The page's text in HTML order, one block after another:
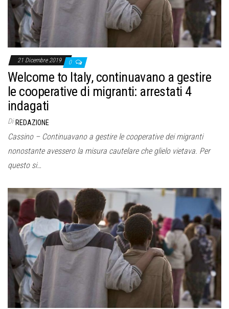
21 Dicembre 2019 0
Welcome to Italy, continuavano a gestire
le cooperative di migranti: arrestati 4
indagati
Di REDAZIONE
Cassino – Continuavano a gestire le cooperative dei migranti
nonostante avessero la misura cautelare che glielo vietava. Per
questo si…